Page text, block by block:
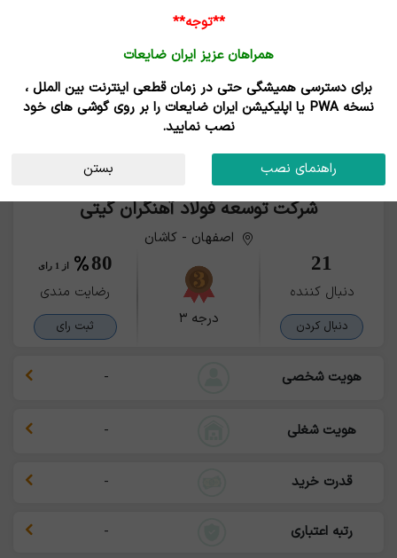
شرکت توسعه فولاد آهنگران گیتی
اصفهان - کاشان
21
دنبال کننده
دنبال کردن درجه ۳
80 از 1 رای
رضایت مندی
ثبت رای
هویت شخصی -
هویت شغلی -
قدرت خرید -
رتبه اعتباری -
**توجه**
همراهان عزیز ایران ضایعات
برای دسترسی همیشگی حتی در زمان قطعی اینترنت بین الملل ،
نسخه PWA یا اپلیکیشن ایران ضایعات را بر روی گوشی های خود
نصب نمایید.
راهنمای نصب بستن